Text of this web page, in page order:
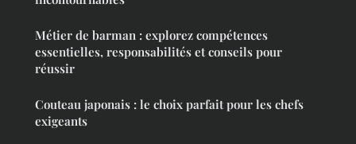
Métier de barman : explorez compétences
essentielles, responsabilités et conseils pour
réussir
Couteau japonais : le choix parfait pour les chefs
exigeants